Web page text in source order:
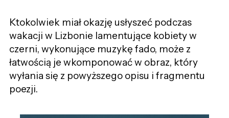
Ktokolwiek miał okazję usłyszeć podczas
wakacji w Lizbonie lamentujące kobiety w
czerni, wykonujące muzykę fado, może z
łatwością je wkomponować w obraz, który
wyłania się z powyższego opisu i fragmentu
poezji.